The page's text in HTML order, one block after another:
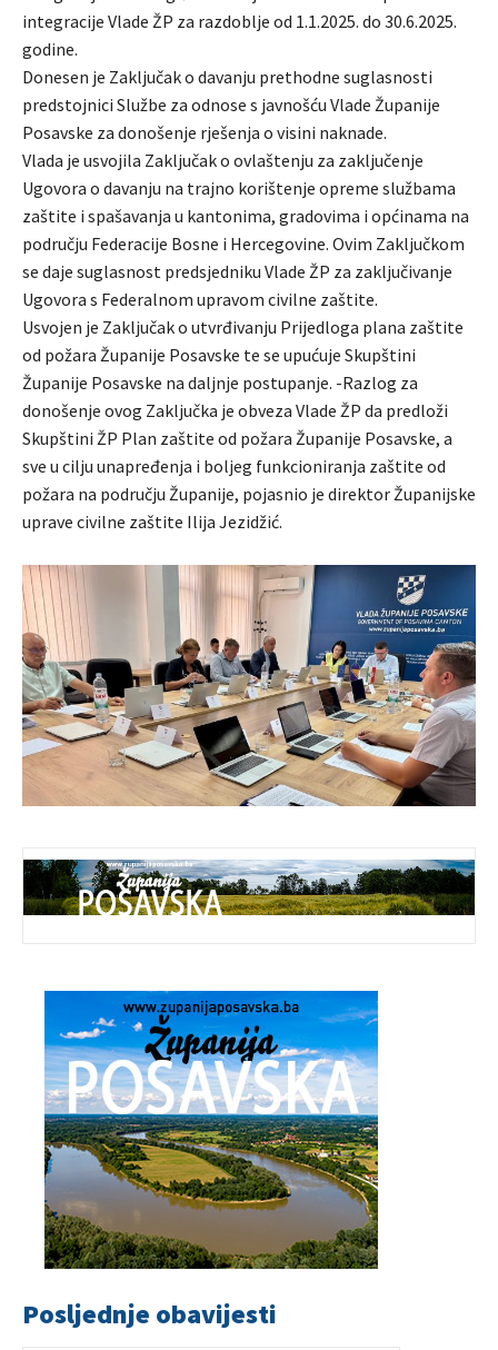
integracije Vlade ŽP za razdoblje od 1.1.2025. do 30.6.2025.
godine.
Donesen je Zaključak o davanju prethodne suglasnosti
predstojnici Službe za odnose s javnošću Vlade Županije
Posavske za donošenje rješenja o visini naknade.
Vlada je usvojila Zaključak o ovlaštenju za zaključenje
Ugovora o davanju na trajno korištenje opreme službama
zaštite i spašavanja u kantonima, gradovima i općinama na
području Federacije Bosne i Hercegovine. Ovim Zaključkom
se daje suglasnost predsjedniku Vlade ŽP za zaključivanje
Ugovora s Federalnom upravom civilne zaštite.
Usvojen je Zaključak o utvrđivanju Prijedloga plana zaštite
od požara Županije Posavske te se upućuje Skupštini
Županije Posavske na daljnje postupanje. -Razlog za
donošenje ovog Zaključka je obveza Vlade ŽP da predloži
Skupštini ŽP Plan zaštite od požara Županije Posavske, a
sve u cilju unapređenja i boljeg funkcioniranja zaštite od
požara na području Županije, pojasnio je direktor Županijske
uprave civilne zaštite Ilija Jezidžić.
Posljednje obavijesti